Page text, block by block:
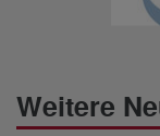
Weitere